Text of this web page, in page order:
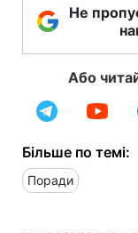
Не
Або
Більше по темі:
Поради